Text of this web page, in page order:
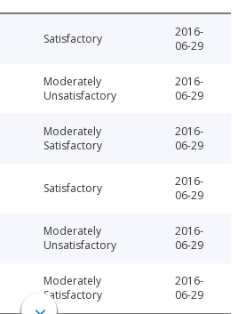
Satisfactory
2016-
06-29
Moderately
Unsatisfactory
2016-
06-29
Moderately
Satisfactory
2016-
06-29
Satisfactory
2016-
06-29
Moderately
Unsatisfactory
2016-
06-29
Moderately
Satisfactory
2016-
06-29